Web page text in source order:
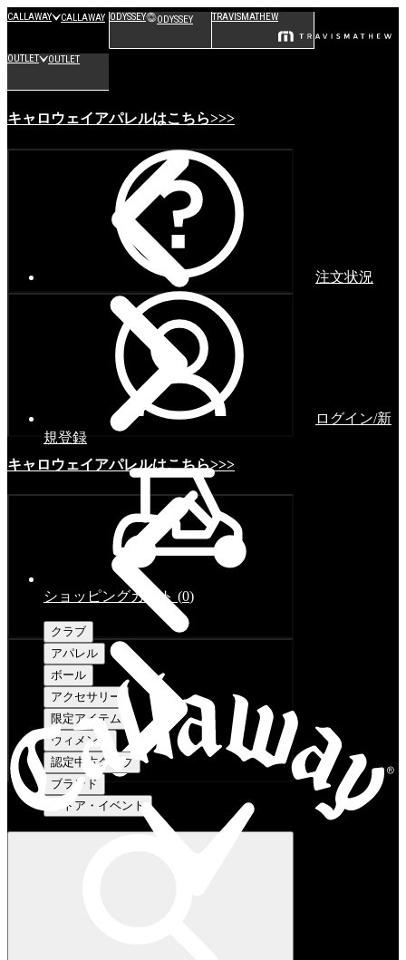
CALLAWAY CALLAWAY ODYSSEY ODYSSEY TRAVISMATHEW
OUTLET OUTLET
キャロウェイアパレルはこちら>>>
キャロウェイアパレルはこちら>>>
注文状況
ログイン/新
規登録
ショッピングカート (0)
クラブ
アパレル
ボール
アクセサリー
限定アイテム
ウィメンズ
認定中古クラブ
ブランド
ストア・イベント